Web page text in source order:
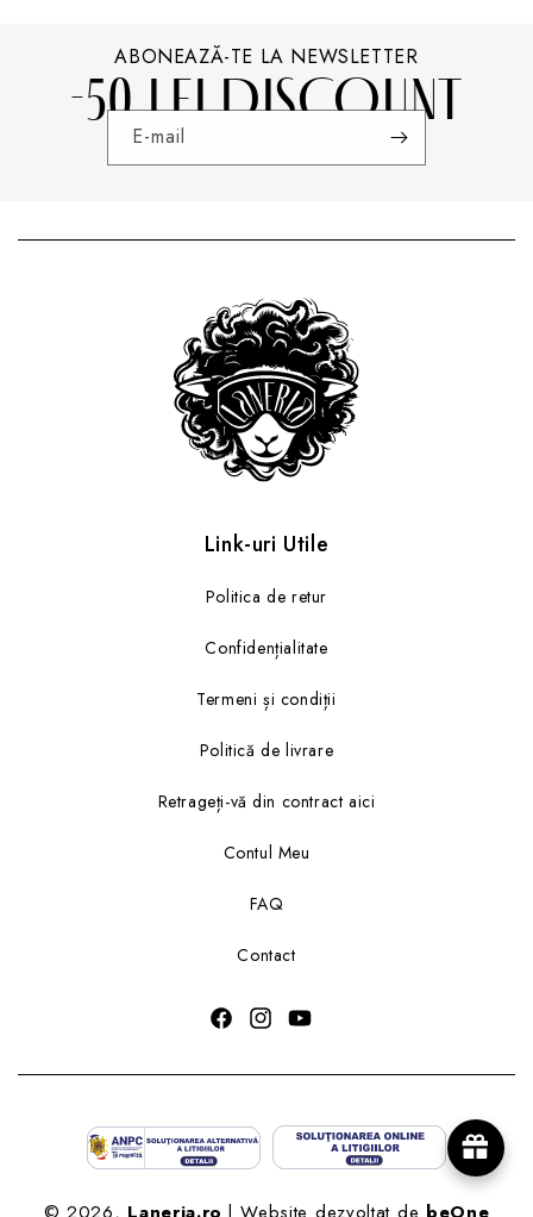
ABONEAZĂ-TE LA NEWSLETTER
-50 LEI DISCOUNT
E-mail
Link-uri Utile
Politica de retur
Confidențialitate
Termeni și condiții
Politică de livrare
Retrageți-vă din contract aici
Contul Meu
FAQ
Contact
Metode
de